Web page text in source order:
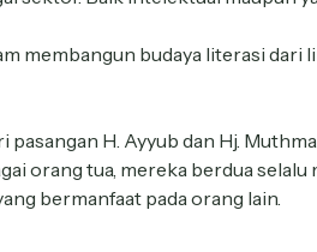
membangun budaya literasi dari
H. Ayyub dan Hj.
orang tua, mereka berdua
bermanfaat pada orang lain.